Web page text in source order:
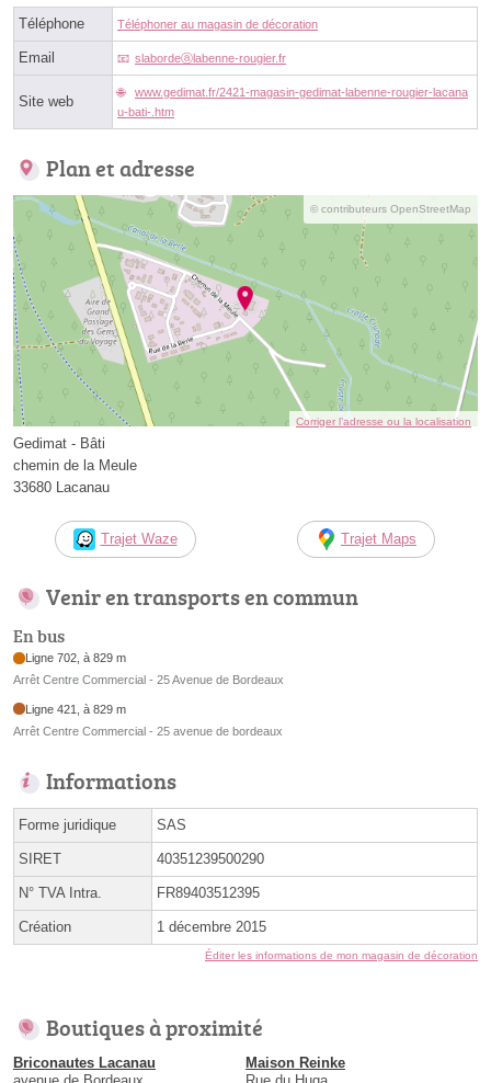
Téléphone Téléphoner au magasin de décoration
Email slabordeⓐlabenne-rougier.fr
Site web
www.gedimat.fr/2421-magasin-gedimat-labenne-rougier-lacana
u-bati-.htm
Plan et adresse
© contributeurs OpenStreetMap
Corriger l’adresse ou la localisation
Gedimat - Bâti
chemin de la Meule
33680 Lacanau
Trajet Waze Trajet Maps
Venir en transports en commun
En bus
Ligne 702, à 829 m
Arrêt Centre Commercial - 25 Avenue de Bordeaux
Ligne 421, à 829 m
Arrêt Centre Commercial - 25 avenue de bordeaux
Informations
Forme juridique SAS
SIRET 40351239500290
N° TVA Intra. FR89403512395
Création 1 décembre 2015
Éditer les informations de mon magasin de décoration
Boutiques à proximité
Briconautes Lacanau
Maison Reinke